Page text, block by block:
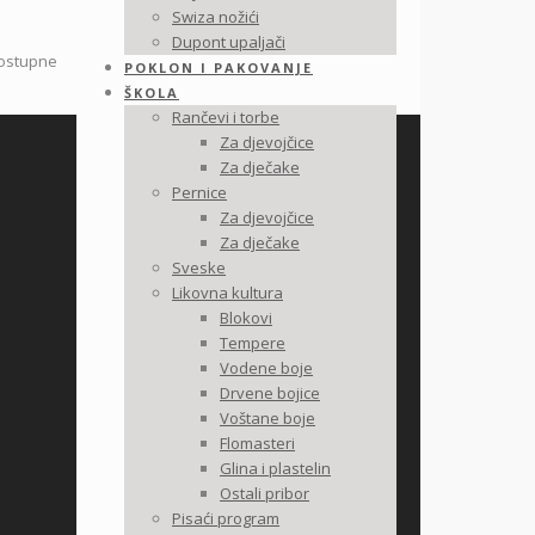
Swiza nožići
Dupont upaljači
POKLON I PAKOVANJE
ŠKOLA
Rančevi i torbe
Za djevojčice
Za dječake
Pernice
Za djevojčice
Za dječake
Sveske
Likovna kultura
Blokovi
Tempere
Vodene boje
Drvene bojice
Voštane boje
Flomasteri
Glina i plastelin
Ostali pribor
Pisaći program